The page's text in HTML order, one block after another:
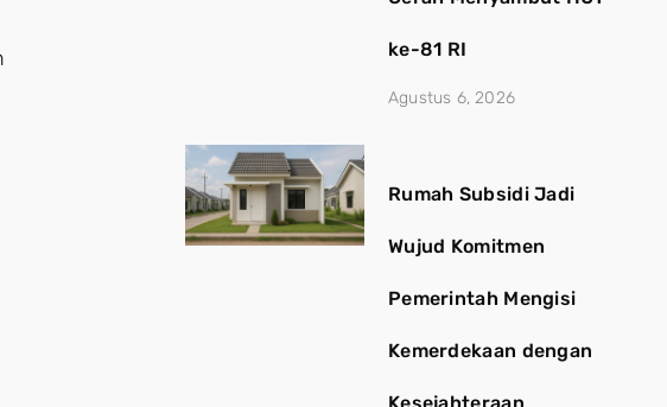
ke-81 RI
Agustus 6, 2026
Rumah Subsidi Jadi
Wujud Komitmen
Pemerintah Mengisi
Kemerdekaan dengan